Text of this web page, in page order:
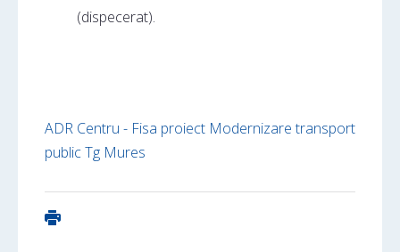
(dispecerat).
ADR Centru - Fisa proiect Modernizare transport
public Tg Mures